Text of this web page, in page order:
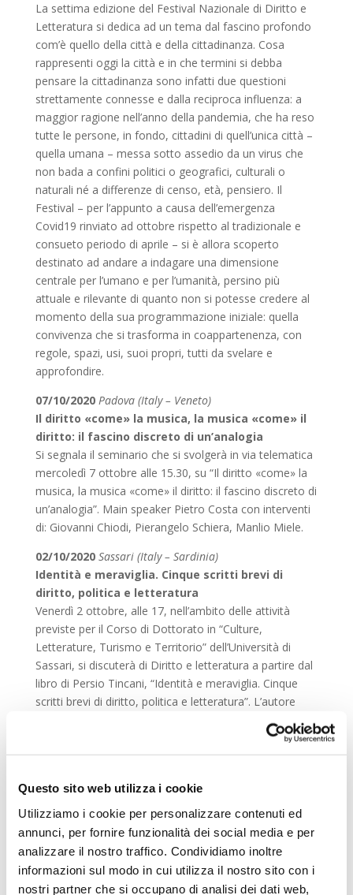
Questo sito web utilizza i cookie
Utilizziamo i cookie per personalizzare contenuti ed
annunci, per fornire funzionalità dei social media e per
analizzare il nostro traffico. Condividiamo inoltre
informazioni sul modo in cui utilizza il nostro sito con i
nostri partner che si occupano di analisi dei dati web,
La settima edizione del Festival Nazionale di Diritto e
Letteratura si dedica ad un tema dal fascino profondo
com’è quello della città e della cittadinanza. Cosa
rappresenti oggi la città e in che termini si debba
pensare la cittadinanza sono infatti due questioni
strettamente connesse e dalla reciproca influenza: a
maggior ragione nell’anno della pandemia, che ha reso
tutte le persone, in fondo, cittadini di quell’unica città –
quella umana – messa sotto assedio da un virus che
non bada a confini politici o geografici, culturali o
naturali né a differenze di censo, età, pensiero. Il
Festival – per l’appunto a causa dell’emergenza
Covid19 rinviato ad ottobre rispetto al tradizionale e
consueto periodo di aprile – si è allora scoperto
destinato ad andare a indagare una dimensione
centrale per l’umano e per l’umanità, persino più
attuale e rilevante di quanto non si potesse credere al
momento della sua programmazione iniziale: quella
convivenza che si trasforma in coappartenenza, con
regole, spazi, usi, suoi propri, tutti da svelare e
approfondire.
07/10/2020 Padova (Italy – Veneto)
Il diritto «come» la musica, la musica «come» il
diritto: il fascino discreto di un’analogia
Si segnala il seminario che si svolgerà in via telematica
mercoledì 7 ottobre alle 15.30, su “Il diritto «come» la
musica, la musica «come» il diritto: il fascino discreto di
un’analogia”. Main speaker Pietro Costa con interventi
di: Giovanni Chiodi, Pierangelo Schiera, Manlio Miele.
02/10/2020 Sassari (Italy – Sardinia)
Identità e meraviglia. Cinque scritti brevi di
diritto, politica e letteratura
Venerdì 2 ottobre, alle 17, nell’ambito delle attività
previste per il Corso di Dottorato in “Culture,
Letterature, Turismo e Territorio” dell’Università di
Sassari, si discuterà di Diritto e letteratura a partire dal
libro di Persio Tincani, “Identità e meraviglia. Cinque
scritti brevi di diritto, politica e letteratura”. L’autore
Organized by Elena Urso and Sara Benvenuti for
American Law, at the School of Law of the University
of Florence, this webinar is open to the public. It will
take place on Skype, in the group of the class. Among
speakers, were Martha Grace Duncan, Rebecca